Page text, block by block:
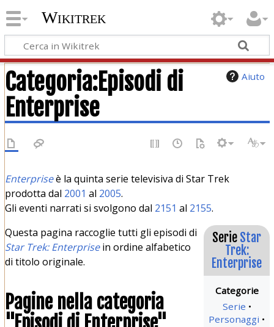
Wikitrek
Aiuto
Categoria:Episodi di
Enterprise
Enterpriseè la quinta serie televisiva di Star Trek
prodotta dal 2001 al 2005.
Gli eventi narrati si svolgono dal 2151 al 2155.
Serie Star
Trek:
Enterprise
Serie
Personaggi
Questa pagina raccoglie tutti gli episodi di
Star Trek: Enterprisein ordine alfabetico
di titolo originale.
Pagine nella categoria